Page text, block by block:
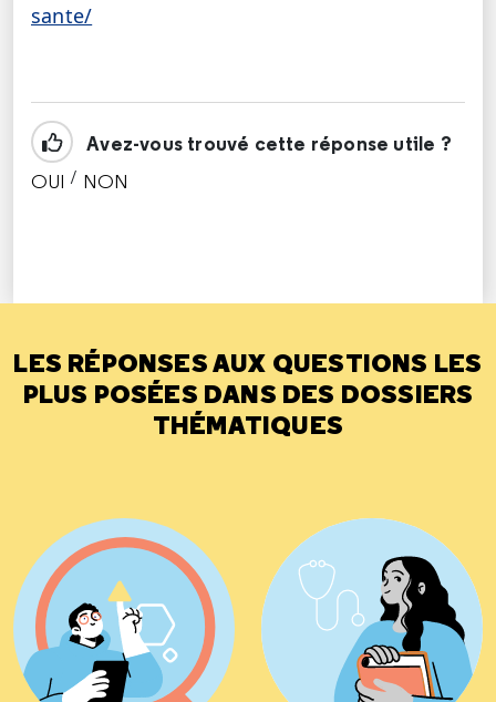
sante/
Avez-vous trouvé cette réponse utile ?
OUI / NON
LES RÉPONSES AUX QUESTIONS LES
PLUS POSÉES DANS DES DOSSIERS
THÉMATIQUES